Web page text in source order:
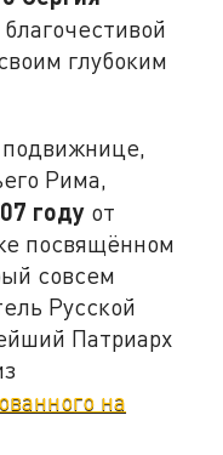
глубоким
подвижнице,
Рима,
году от
посвящённом
совсем
Русской
Патриарх
на